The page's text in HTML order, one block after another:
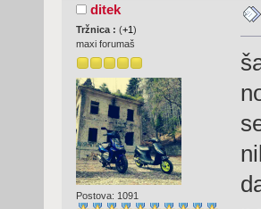
ditek
Tržnica : (+1 )
maxi forumaš
Postova: 1091